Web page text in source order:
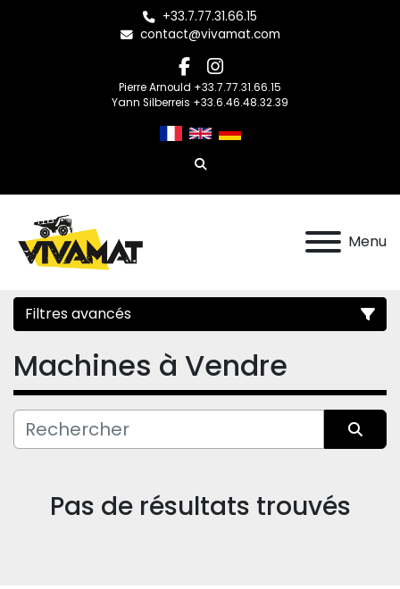
+33.7.77.31.66.15
contact@vivamat.com
facebook
instagram
Pierre Arnould +33.7.77.31.66.15
Yann Silberreis +33.6.46.48.32.39
Rechercher
Menu
Filtres avancés
Catégorie
Fabricant
Machines à Vendre
Pas de résultats trouvés